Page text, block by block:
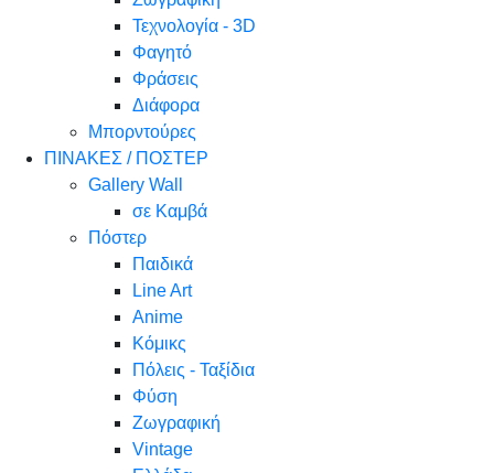
Τεχνολογία - 3D
Φαγητό
Φράσεις
Διάφορα
Μπορντούρες
ΠΙΝΑΚΕΣ / ΠΟΣΤΕΡ
Gallery Wall
σε Καμβά
Πόστερ
Παιδικά
Line Art
Anime
Κόμικς
Πόλεις - Ταξίδια
Φύση
Ζωγραφική
Vintage